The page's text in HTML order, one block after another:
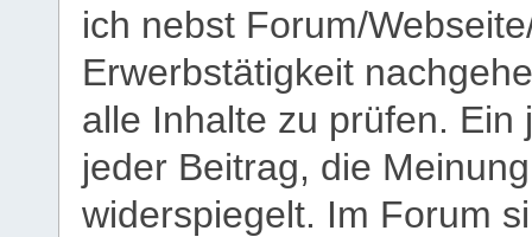
ich nebst Forum/
Erwerbstätigkeit
alle Inhalte zu prüfen.
jeder Beitrag, die
widerspiegelt. Im Forum